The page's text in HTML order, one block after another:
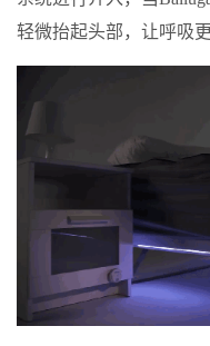
轻微抬起头部，让呼吸